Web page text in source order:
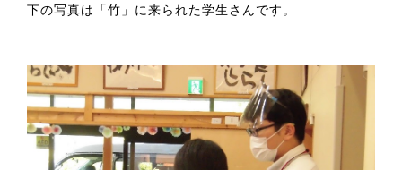
下の写真は「竹」に来られた学生さんです。